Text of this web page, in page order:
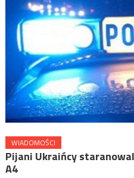
WIADOMOŚCI
Pijani Ukraińcy
A4